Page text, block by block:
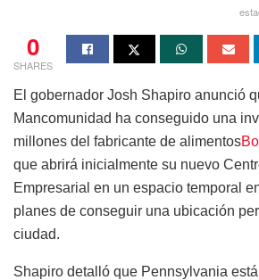
0
SHARES
El gobernador Josh Shapiro anunció
Mancomunidad ha conseguido una
millones del fabricante de alimentos
que abrirá inicialmente su nuevo
Empresarial en un espacio temporal
planes de conseguir una ubicación
ciudad.
Shapiro detalló que Pennsylvania